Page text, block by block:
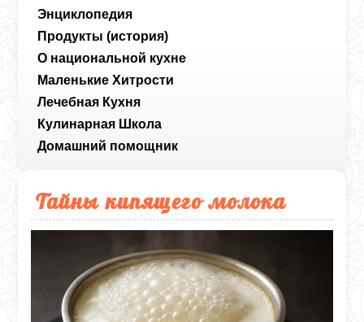
Энциклопедия
Продукты (история)
О национальной кухне
Маленькие Хитрости
Лечебная Кухня
Кулинарная Школа
Домашний помощник
Тайны кипящего молока